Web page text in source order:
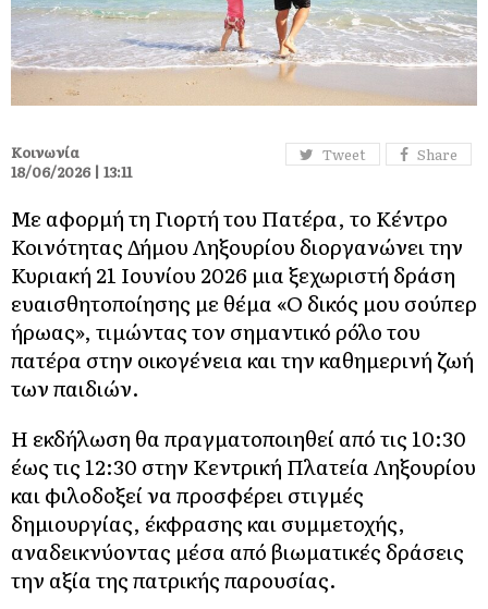
Tweet Share
Κοινωνία
18/06/2026 | 13:11
Με αφορμή τη Γιορτή του Πατέρα, το Κέντρο
Κοινότητας Δήμου Ληξουρίου διοργανώνει την
Κυριακή 21 Ιουνίου 2026 μια ξεχωριστή δράση
ευαισθητοποίησης με θέμα «Ο δικός μου σούπερ
ήρωας», τιμώντας τον σημαντικό ρόλο του
πατέρα στην οικογένεια και την καθημερινή ζωή
των παιδιών.
Η εκδήλωση θα πραγματοποιηθεί από τις 10:30
έως τις 12:30 στην Κεντρική Πλατεία Ληξουρίου
και φιλοδοξεί να προσφέρει στιγμές
δημιουργίας, έκφρασης και συμμετοχής,
αναδεικνύοντας μέσα από βιωματικές δράσεις
την αξία της πατρικής παρουσίας.